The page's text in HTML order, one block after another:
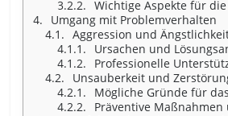
Wichtige Aspekte für
Umgang mit Problemverhalten
Aggression und
Ursachen und
Professionelle Unterstützung bei
Unsauberkeit und
Mögliche Gründe für
Präventive Maßnahmen